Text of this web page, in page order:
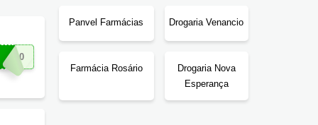
Panvel Farmácias Drogaria Venancio
Farmácia Rosário
Drogaria Nova
Esperança